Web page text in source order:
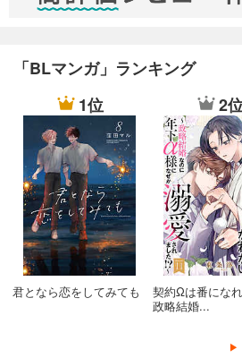
「BLマンガ」ランキング
1位
君となら恋をしてみても
2
契約Ωは番にな
政略結婚...